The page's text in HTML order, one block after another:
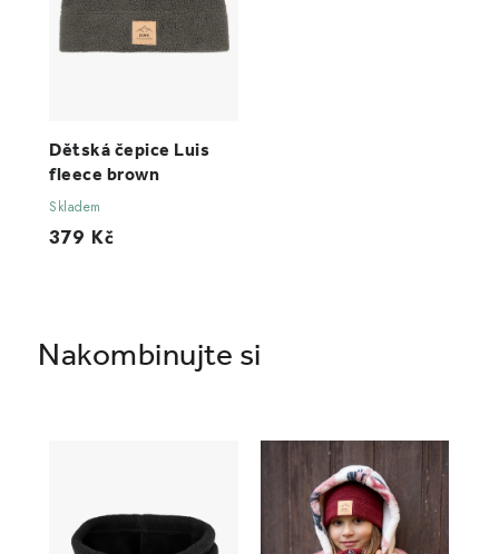
Dětská čepice Luis
fleece brown
Skladem
379 Kč